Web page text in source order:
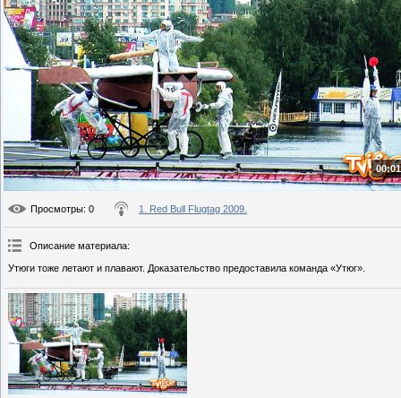
Просмотры: 0 1. Red Bull Flugtag 2009.
Описание материала:
Утюги тоже летают и плавают. Доказательство предоставила команда «Утюг».